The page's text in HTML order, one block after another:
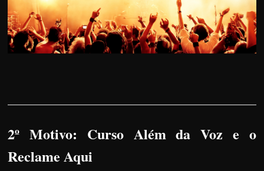
2º Motivo: Curso Além da Voz e o
Reclame Aqui